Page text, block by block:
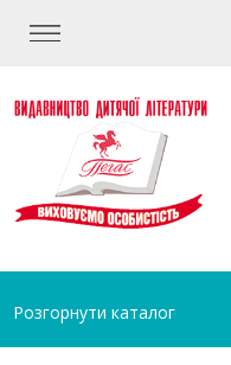
Розгорнути каталог